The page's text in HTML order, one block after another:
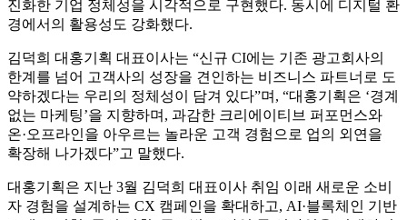
beyond Boundaries)’을 키워드로 광고커뮤니케이션에 국한되
지 않고 마케팅의 지평을 넓히겠다는 비전을 담았다.
대홍기획의 새로운 CI는 글로벌 무대에서도 직관적으로 기억
될 수 있도록 간결하고 명료한 서체와 붉은색 컬러를 적용해
진화한 기업 정체성을 시각적으로 구현했다. 동시에 디지털 환
경에서의 활용성도 강화했다.
김덕희 대홍기획 대표이사는 “신규 CI에는 기존 광고회사의
약하겠다는 우리의 정체성이 담겨 있다”며, “대홍기획은 ‘경계
없는 마케팅’을 지향하며, 과감한 크리에이티브 퍼포먼스와